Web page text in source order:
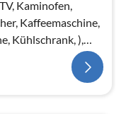
Kaminofen,
Kaffeemaschine,
Kühlschrank, ),